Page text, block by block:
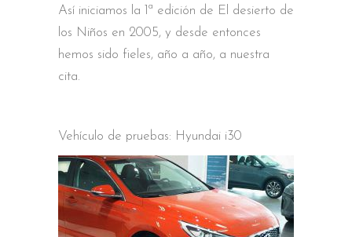
Así iniciamos la 1ª edición de El desierto de
los Niños en 2005, y desde entonces
hemos sido fieles, año a año, a nuestra
cita.
Vehículo de pruebas: Hyundai i30